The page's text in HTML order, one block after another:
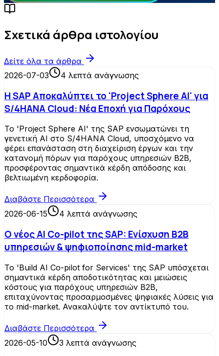
Σχετικά άρθρα ιστολογίου
Δείτε όλα τα άρθρα
2026-07-03
4 λεπτά ανάγνωσης
Η SAP Αποκαλύπτει το 'Project Sphere AI' για
S/4HANA Cloud: Νέα Εποχή για Παρόχους
Το 'Project Sphere AI' της SAP ενσωματώνει τη
γενετική AI στο S/4HANA Cloud, υποσχόμενο να
φέρει επανάσταση στη διαχείριση έργων και την
κατανομή πόρων για παρόχους υπηρεσιών B2B,
προσφέροντας σημαντικά κέρδη απόδοσης και
βελτιωμένη κερδοφορία.
Διαβάστε Περισσότερα
2026-06-15
4 λεπτά ανάγνωσης
Ο νέος AI Co-pilot της SAP: Ενίσχυση B2B
υπηρεσιών & ψηφιοποίησης mid-market
Το 'Build AI Co-pilot for Services' της SAP υπόσχεται
σημαντικά κέρδη αποδοτικότητας και μειώσεις
κόστους για παρόχους υπηρεσιών B2B,
επιταχύνοντας προσαρμοσμένες ψηφιακές λύσεις για
το mid-market. Ανακαλύψτε τον αντίκτυπό του.
Διαβάστε Περισσότερα
2026-05-10
3 λεπτά ανάγνωσης